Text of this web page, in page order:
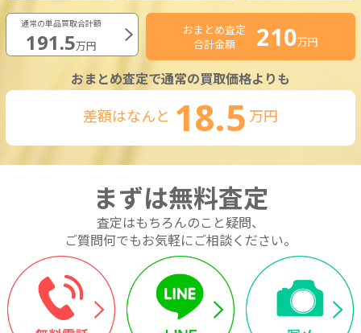
通常の単品買取合計額
191.5万円
おまとめ査定
合計金額
210万円
おまとめ査定で通常の買取価格よりも
差額はなんと 18.5 万円
まずは無料査定
査定はもちろんのこと疑問、
ご質問何でもお気軽にご相談ください。